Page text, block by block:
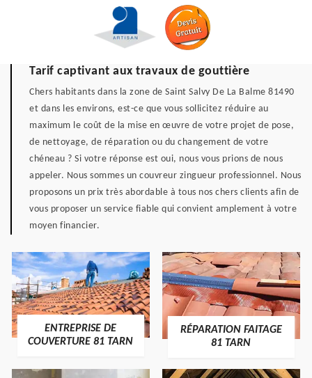
Tarif captivant aux travaux de gouttière
Chers habitants dans la zone de Saint Salvy De La Balme 81490
et dans les environs, est-ce que vous sollicitez réduire au
maximum le coût de la mise en œuvre de votre projet de pose,
de nettoyage, de réparation ou du changement de votre
chéneau ? Si votre réponse est oui, nous vous prions de nous
appeler. Nous sommes un couvreur zingueur professionnel. Nous
proposons un prix très abordable à tous nos chers clients afin de
vous proposer un service fiable qui convient amplement à votre
moyen financier.
ENTREPRISE DE
COUVERTURE 81 TARN
RÉPARATION FAITAGE
81 TARN